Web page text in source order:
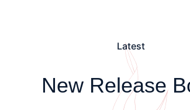
Latest
New Release